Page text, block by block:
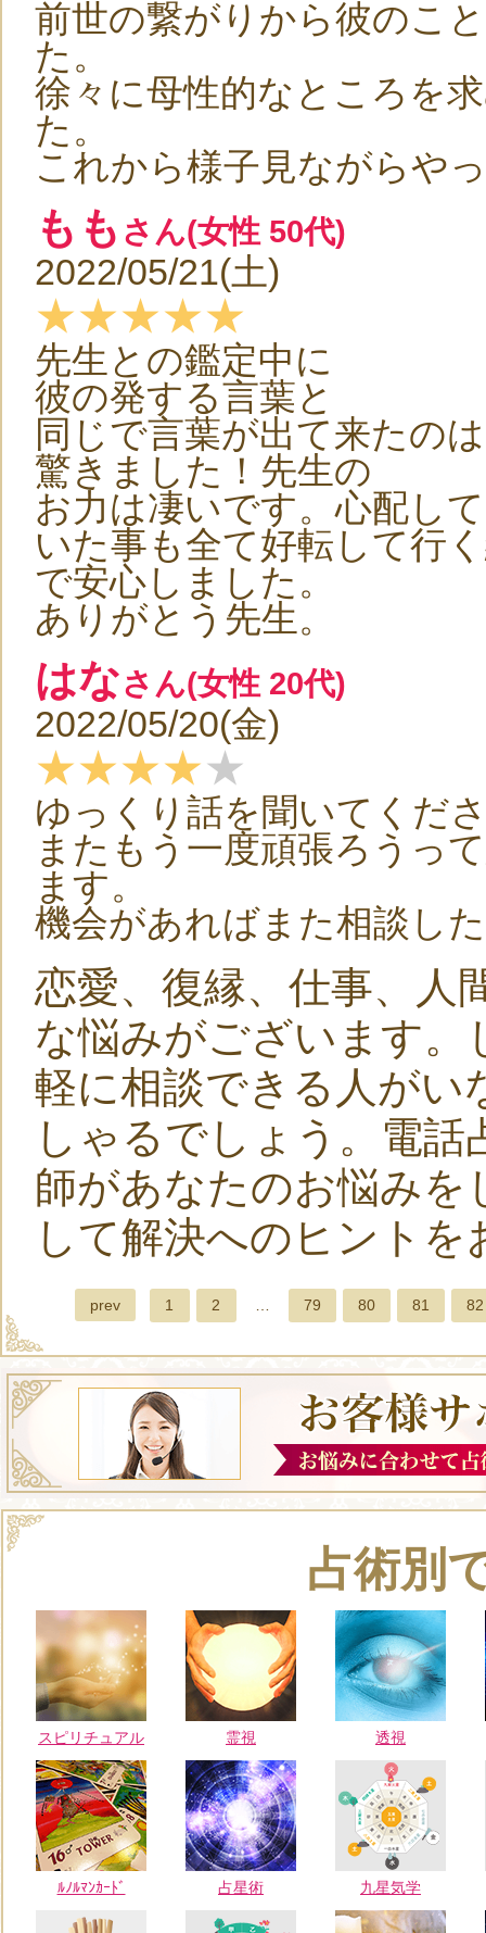
前世の繋がりから彼のこ
た。
徐々に母性的なところを
た。
これから様子見ながらや
もも さん(女性 50代)
2022/05/21(土)
★★★★★
先生との鑑定中に
彼の発する言葉と
同じで言葉が出て来たのは
驚きました！先生の
お力は凄いです。心配して
いた事も全て好転して行
で安心しました。
ありがとう先生。
はなさん(女性 20代)
2022/05/20(金)
★★★★★
ゆっくり話を聞いてくだ
またもう一度頑張ろうっ
ます。
機会があればまた相談し
恋愛、復縁、仕事、人
な悩みがございます
軽に相談できる人がい
しゃるでしょう。電
師があなたのお悩みを
して解決へのヒントを
prev 1 2 … 79 80 81 82
占術別
スピリチュアル 霊視 透視
ﾙﾉﾙﾏﾝｶｰﾄﾞ 占星術 九星気学